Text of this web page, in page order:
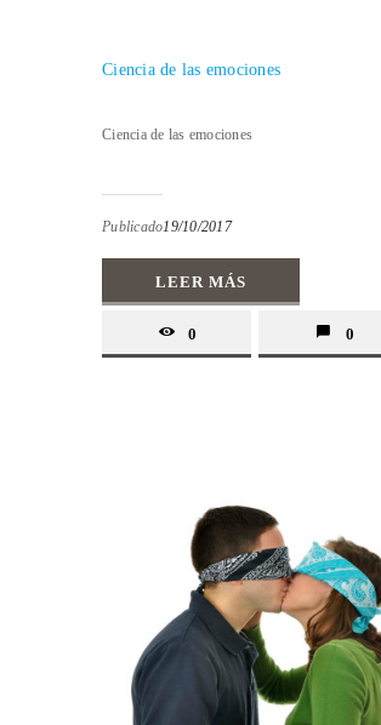
Ciencia de las emociones
Ciencia de las emociones
Publicado19/10/2017
LEER MÁS
0 0